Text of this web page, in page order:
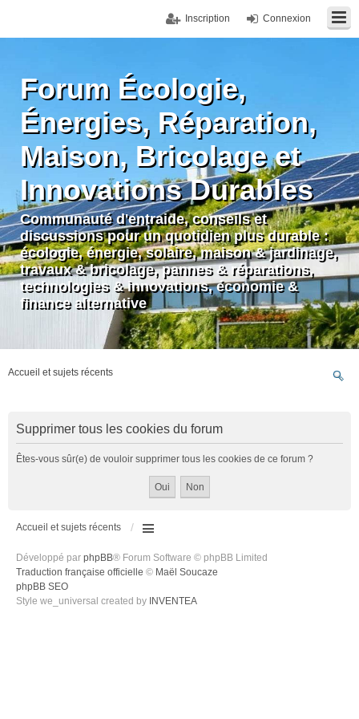
Connexion
Inscription
Forum Écologie,
Énergies, Réparation,
Maison, Bricolage et
Innovations Durables
Communauté d'entraide, conseils et
discussions pour un quotidien plus durable :
écologie, énergie, solaire, maison & jardinage,
travaux & bricolage, pannes & réparations,
technologies & innovations, économie &
finance alternative
Accueil et sujets récents
Supprimer tous les cookies du forum
Êtes-vous sûr(e) de vouloir supprimer tous les cookies de ce forum ?
Accueil et sujets récents
Développé par phpBB® Forum Software © phpBB Limited
Traduction française officielle © Maël Soucaze
phpBB SEO
Style we_universal created by INVENTEA